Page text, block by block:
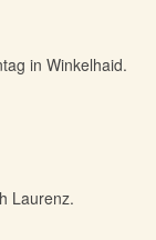
in Winkelhaid.
Laurenz.